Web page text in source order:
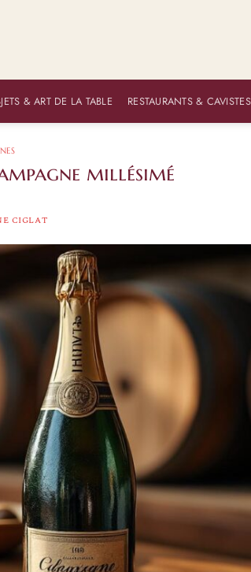
& ART DE LA TABLE RESTAURANTS & CAVISTES
millésimé
CIGLAT